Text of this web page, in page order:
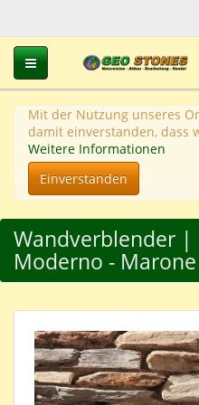
Toggle navigation
Mit der Nutzung unseres
damit einverstanden, dass
Weitere Informationen
Einverstanden
Wandverblender |
Moderno -